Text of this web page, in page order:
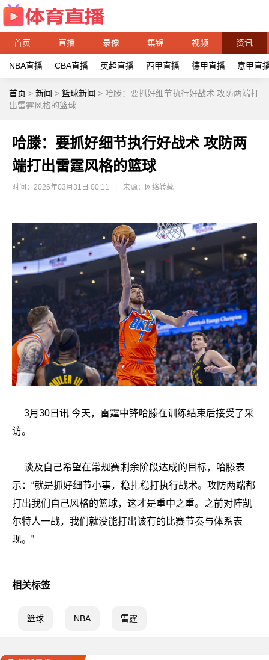
首页 直播 录像 集锦 视频 资讯
NBA直播 CBA直播 英超直播 西甲直播 德甲直播 意甲直
首页 > 新闻 > 篮球新闻 > 哈滕：要抓好细节执行好战术 攻防两端打
出雷霆风格的篮球
哈滕：要抓好细节执行好战术 攻防两
端打出雷霆风格的篮球
时间：2026年03月31日 00:11 来源：网络转载
3月30日讯 今天，雷霆中锋哈滕在训练结束后接受了采
访。
谈及自己希望在常规赛剩余阶段达成的目标，哈滕表
示：“就是抓好细节小事，稳扎稳打执行战术。攻防两端都
打出我们自己风格的篮球，这才是重中之重。之前对阵凯
尔特人一战，我们就没能打出该有的比赛节奏与体系表
现。”
相关标签
篮球 NBA 雷霆